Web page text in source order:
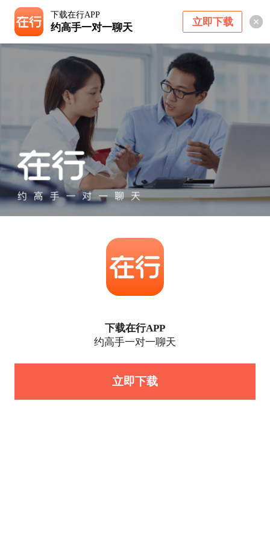
下载在行APP
约高手一对一聊天 立即下载
下载在行APP
约高手一对一聊天
立即下载